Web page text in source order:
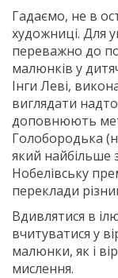
Гадаємо, не в
художниці. Для
переважно до
малюнків у
Інги Леві,
виглядати
доповнюють
Голобородька
який найбільше
Нобелівську
переклади
Вдивлятися в
вчитуватися у
малюнки, як і
мислення.